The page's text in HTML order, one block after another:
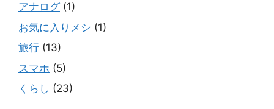
アナログ(1)
お気に入りメシ (1)
旅行 (13)
スマホ (5)
くらし (23)